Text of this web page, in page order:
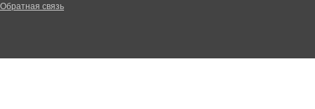
Обратная связь